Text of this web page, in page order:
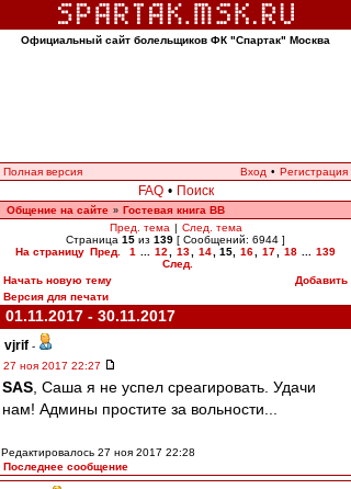
Официальный сайт болельщиков ФК "Спартак" Москва
Полная версия Вход • Регистрация
FAQ • Поиск
Общение на сайте » Гостевая книга ВВ
Пред. тема | След. тема
Страница 15 из 139 [ Сообщений: 6944 ]
На страницу Пред. 1 12 13 14 15 16 17 18
139
След.
Начать новую тему
Добавить
Версия для печати
01.11.2017 - 30.11.2017
vjrif -
27 ноя 2017 22:27
SAS , Саша я не успел среагировать. Удачи
нам! Админы простите за вольности...
Редактировалось 27 ноя 2017 22:28
Последнее сообщение